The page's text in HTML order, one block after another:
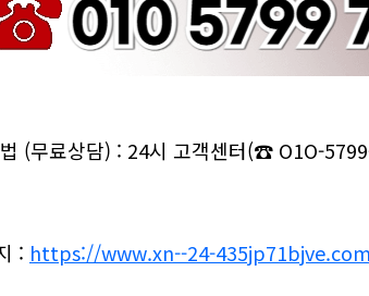
(무료상담) : 24시 고객센터(☎ O1O-
: https://www.xn--24-